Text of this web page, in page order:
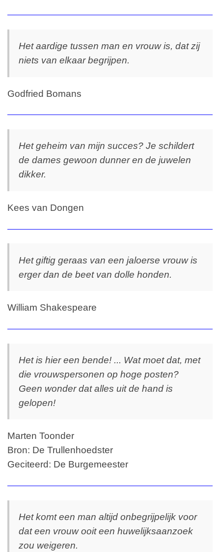
Het aardige tussen man en vrouw is, dat zij
niets van elkaar begrijpen.
Godfried Bomans
Het geheim van mijn succes? Je schildert
de dames gewoon dunner en de juwelen
dikker.
Kees van Dongen
Het giftig geraas van een jaloerse vrouw is
erger dan de beet van dolle honden.
William Shakespeare
Het is hier een bende! ... Wat moet dat, met
die vrouwspersonen op hoge posten?
Geen wonder dat alles uit de hand is
gelopen!
Marten Toonder
Bron: De Trullenhoedster
Geciteerd: De Burgemeester
Het komt een man altijd onbegrijpelijk voor
dat een vrouw ooit een huwelijksaanzoek
zou weigeren.